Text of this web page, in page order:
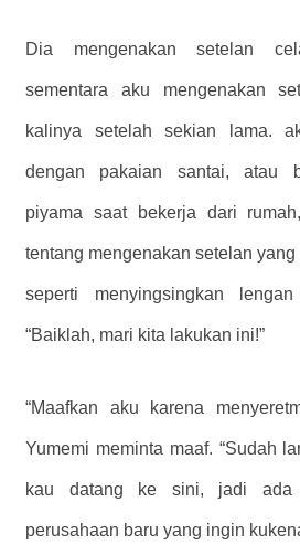
Dia mengenakan setelan
sementara aku mengenakan
kalinya setelah sekian lama.
dengan pakaian santai, atau
piyama saat bekerja dari
tentang mengenakan setelan
seperti menyingsingkan
“Baiklah, mari kita lakukan ini!”
“Maafkan aku karena
Yumemi meminta maaf. “Sudah
kau datang ke sini, jadi ada
perusahaan baru yang ingin